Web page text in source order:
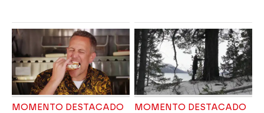
MOMENTO DESTACADO MOMENTO DESTACADO